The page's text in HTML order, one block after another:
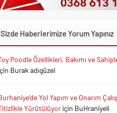
Sizde Haberlerimize Yorum Yapınız
Poodle Özellikleri, Bakımı ve
Burak adıgüzel
Yol Yapım ve Onarım
Yürütülüyoriçin BuHraniyeli